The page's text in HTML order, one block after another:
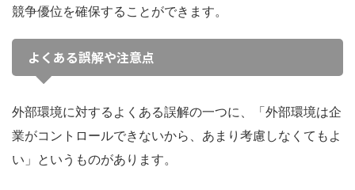
競争優位を確保することができます。
よくある誤解や注意点
外部環境に対するよくある誤解の一つに、「外部環境は企
業がコントロールできないから、あまり考慮しなくてもよ
い」というものがあります。